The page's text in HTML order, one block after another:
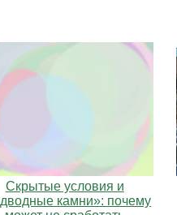
Скрытые условия и
камни»: почему